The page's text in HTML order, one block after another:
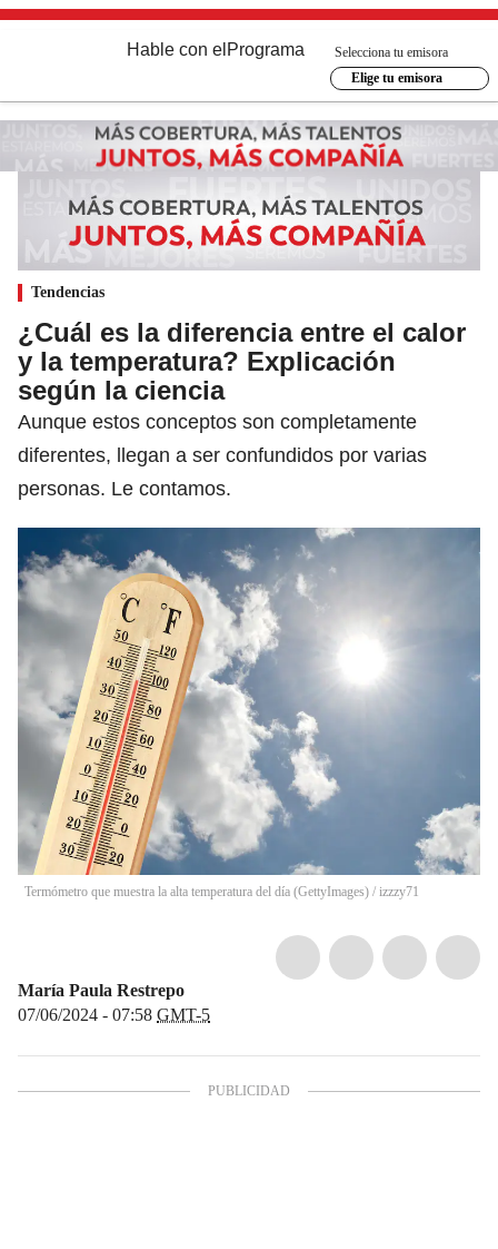
Hable con el Programa
Selecciona tu emisora
Elige tu emisora
Tendencias
¿Cuál es la diferencia entre el calor
y la temperatura? Explicación
según la ciencia
Aunque estos conceptos son completamente
diferentes, llegan a ser confundidos por varias
personas. Le contamos.
Termómetro que muestra la alta temperatura del día (GettyImages) / izzzy71
María Paula Restrepo
07/06/2024 - 07:58 GMT-5